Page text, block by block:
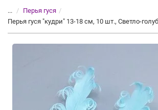
...
Перья гуся
Перья гуся "кудри" 13-18 см, 10 шт., Светло-